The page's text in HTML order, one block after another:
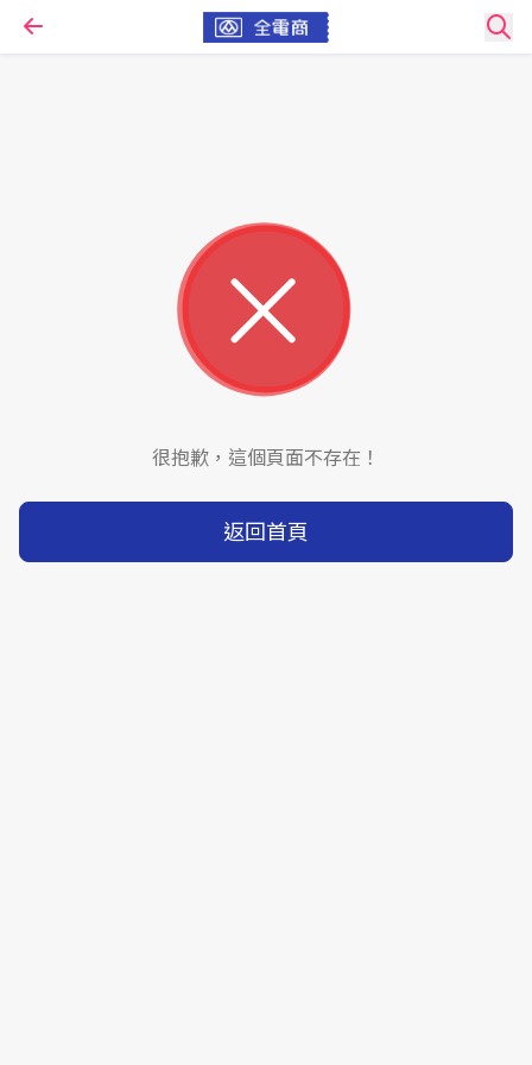
很抱歉，這個頁面不存在！
返回首頁